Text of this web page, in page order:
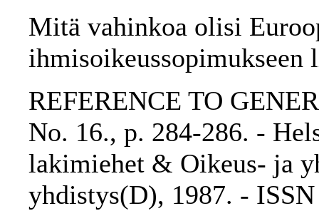
Mitä vahinkoa olisi
REFERENCE TO
No. 16., p. 284-286. -
lakimiehet & Oikeus- ja
yhdistys(D), 1987. -